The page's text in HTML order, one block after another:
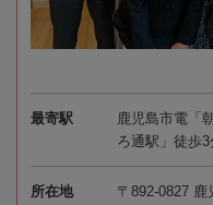
最寄駅
鹿児島市電「
ろ通駅」徒歩3
所在地 〒892-0827